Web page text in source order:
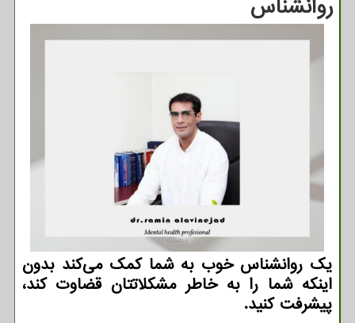
روانشناس
یک روانشناس خوب به شما کمک می‌کند بدون
اینکه شما را به خاطر مشکلاتتان قضاوت کند،
پیشرفت کنید.